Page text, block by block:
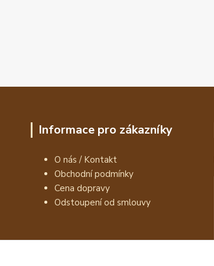
Informace pro zákazníky
O nás / Kontakt
Obchodní podmínky
Cena dopravy
Odstoupení od smlouvy